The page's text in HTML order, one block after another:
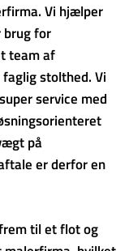
Vi hjælper
brug for
team af
stolthed. Vi
service med
på
er derfor en
til et flot og